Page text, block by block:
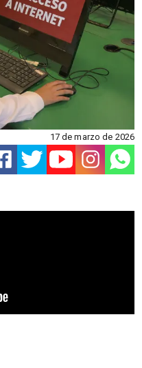
17 de marzo de 2026